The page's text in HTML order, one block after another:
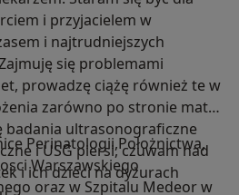
i przyjacielem w
i najtrudniejszych
się problemami
prowadzę ciążę również te w
zarówno po stronie matki
badania ultrasonograficzne
i USG piersi, czuwam nad
i ich dzieci na dyżurach
Perinatologii,Położnictwa,
Warszawskiego
oraz w Szpitalu Medeor w